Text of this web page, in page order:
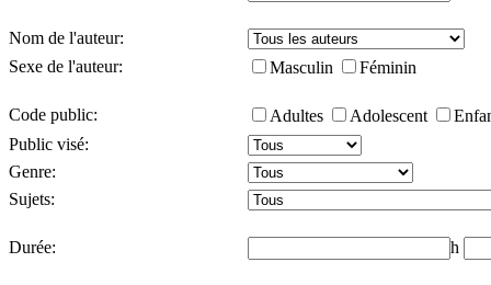
Nom de l'auteur:
Sexe de l'auteur:
Masculin Féminin
Code public: Adultes Adolescent
Public visé:
Genre:
Sujets:
Durée: h